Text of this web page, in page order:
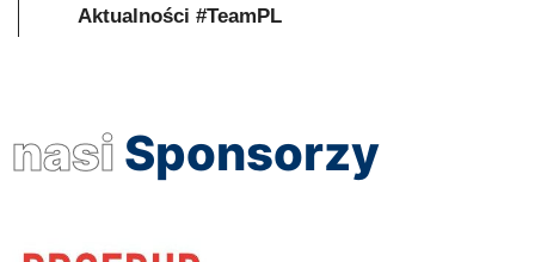
Aktualności #TeamPL
nasi Sponsorzy